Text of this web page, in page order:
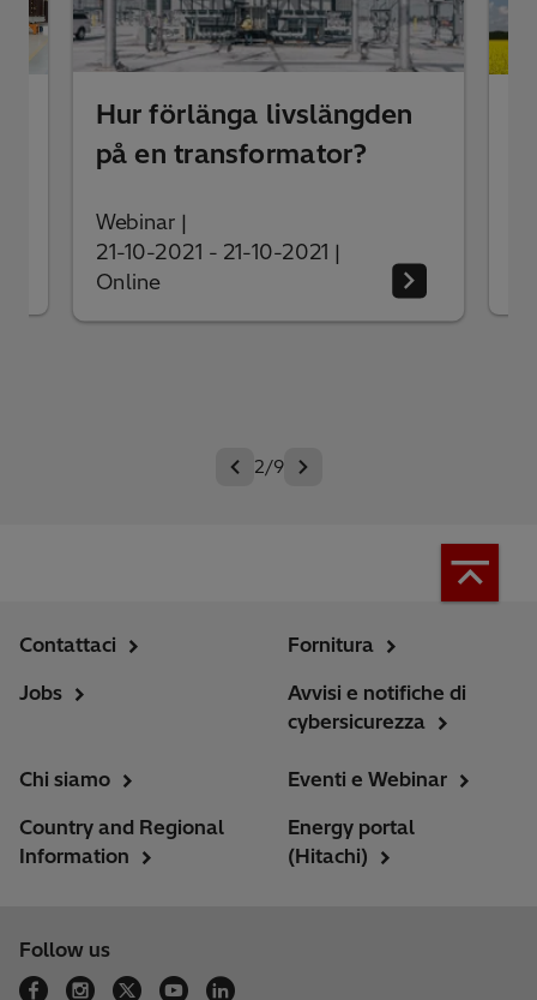
Hur förlänga livslängden
på en transformator?
Webinar |
21-10-2021 - 21-10-2021 |
Online
2/9
Contattaci
Jobs
Fornitura
Avvisi e notifiche di
cybersicurezza
Chi siamo
Country and Regional
Information
Eventi e Webinar
Energy portal
(Hitachi)
Follow us